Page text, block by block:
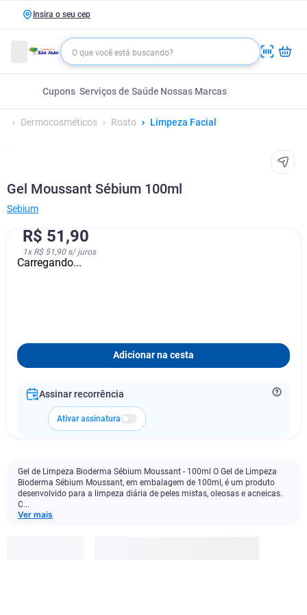
Insira o seu cep
Cupons Serviços de Saúde Nossas Marcas
Dermocosméticos Rosto Limpeza Facial
Gel Moussant Sébium 100ml
Sebium
R$ 51,90
1x R$ 51,90s/ juros
Carregando...
Adicionar na cesta
Assinar recorrência
Ativar assinatura
Gel de Limpeza Bioderma Sébium Moussant - 100ml O Gel de Limpeza
Bioderma Sébium Moussant, em embalagem de 100ml, é um produto
desenvolvido para a limpeza diária de peles mistas, oleosas e acneicas.
C...
Ver mais